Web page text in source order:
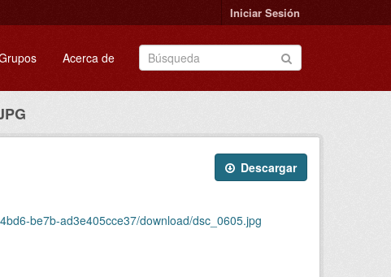
Iniciar Sesión
Acerca de
Descargar
be7b-ad3e405cce37/download/dsc_0605.jpg